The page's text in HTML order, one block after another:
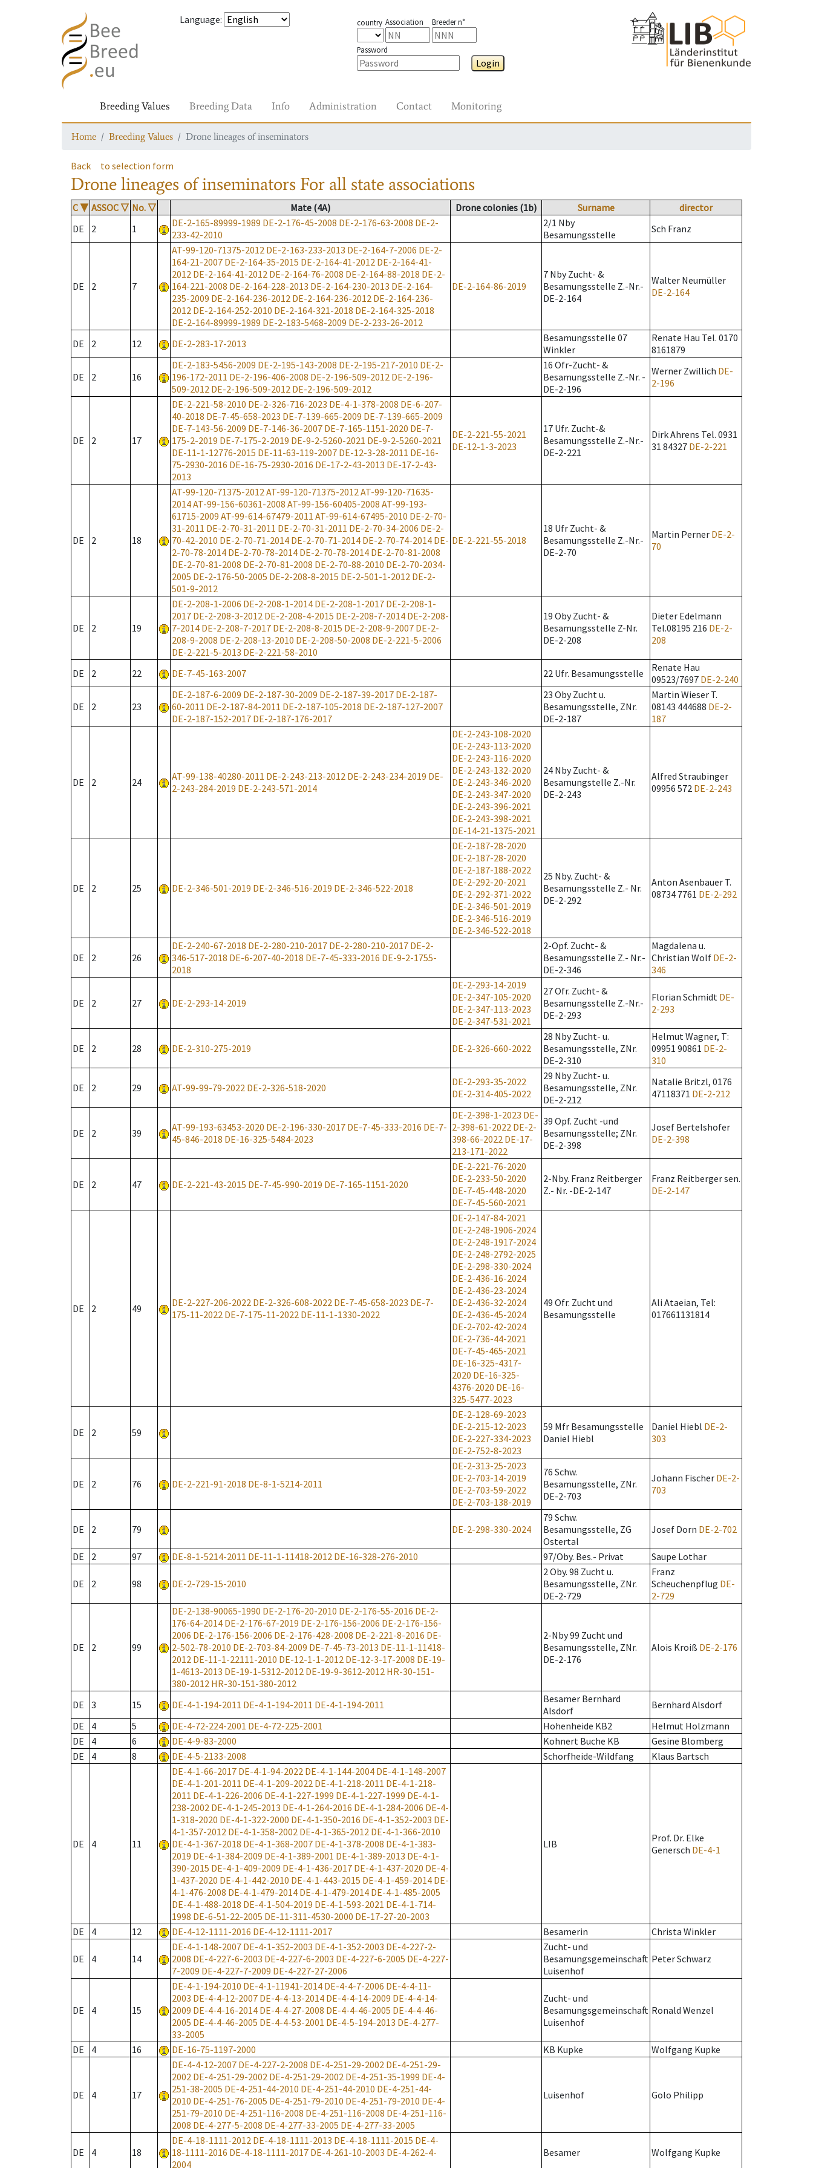
Language: country Association Breeder n°
Password
Login
Breeding Values Breeding Data Info Administration Contact Monitoring
Home Breeding Values Drone lineages of inseminators
Back to selection form
Drone lineages of inseminators For all state associations
C ▼ ASSOC ▽ No. ▽ Mate (4A) Drone colonies (1b) Surname
director
DE
2 1 DE-2-165-89999-1989 DE-2-176-45-2008 DE-2-176-63-2008 DE-2-
233-42-2010
2/1 Nby
Besamungsstelle
Sch Franz
DE 2 7
AT-99-120-71375-2012 DE-2-163-233-2013 DE-2-164-7-2006 DE-2-
164-21-2007 DE-2-164-35-2015 DE-2-164-41-2012 DE-2-164-41-
2012 DE-2-164-41-2012 DE-2-164-76-2008 DE-2-164-88-2018 DE-2-
164-221-2008 DE-2-164-228-2013 DE-2-164-230-2013 DE-2-164-
235-2009 DE-2-164-236-2012 DE-2-164-236-2012 DE-2-164-236-
2012 DE-2-164-252-2010 DE-2-164-321-2018 DE-2-164-325-2018
DE-2-164-89999-1989 DE-2-183-5468-2009 DE-2-233-26-2012
DE-2-164-86-2019
7 Nby Zucht- &
Besamungsstelle Z.-Nr.-
DE-2-164
Walter Neumüller
DE-2-164
DE 2 12 DE-2-283-17-2013
Besamungsstelle 07
Winkler
Renate Hau Tel. 0170
8161879
DE 2 16
DE-2-183-5456-2009 DE-2-195-143-2008 DE-2-195-217-2010 DE-2-
196-172-2011 DE-2-196-406-2008 DE-2-196-509-2012 DE-2-196-
509-2012 DE-2-196-509-2012 DE-2-196-509-2012
16 Ofr-Zucht- &
Besamungsstelle Z.-Nr. -
DE-2-196
Werner Zwillich DE-
2-196
DE 2 17
DE-2-221-58-2010 DE-2-326-716-2023 DE-4-1-378-2008 DE-6-207-
40-2018 DE-7-45-658-2023 DE-7-139-665-2009 DE-7-139-665-2009
DE-7-143-56-2009 DE-7-146-36-2007 DE-7-165-1151-2020 DE-7-
175-2-2019 DE-7-175-2-2019 DE-9-2-5260-2021 DE-9-2-5260-2021
DE-11-1-12776-2015 DE-11-63-119-2007 DE-12-3-28-2011 DE-16-
75-2930-2016 DE-16-75-2930-2016 DE-17-2-43-2013 DE-17-2-43-
2013
DE-2-221-55-2021
DE-12-1-3-2023
17 Ufr. Zucht-&
Besamungsstelle Z.-Nr.-
DE-2-221
Dirk Ahrens Tel. 0931
31 84327 DE-2-221
DE 2 18
AT-99-120-71375-2012AT-99-120-71375-2012AT-99-120-71635-
2014AT-99-156-60361-2008 AT-99-156-60405-2008 AT-99-193-
61715-2009 AT-99-614-67479-2011 AT-99-614-67495-2010 DE-2-70-
31-2011 DE-2-70-31-2011 DE-2-70-31-2011 DE-2-70-34-2006 DE-2-
70-42-2010 DE-2-70-71-2014 DE-2-70-71-2014 DE-2-70-74-2014 DE-
2-70-78-2014 DE-2-70-78-2014 DE-2-70-78-2014 DE-2-70-81-2008
DE-2-70-81-2008 DE-2-70-81-2008 DE-2-70-88-2010 DE-2-70-2034-
2005 DE-2-176-50-2005 DE-2-208-8-2015 DE-2-501-1-2012 DE-2-
501-9-2012
DE-2-221-55-2018
18 Ufr Zucht- &
Besamungsstelle Z.-Nr.-
DE-2-70
Martin Perner DE-2-
70
DE 2 19
DE-2-208-1-2006 DE-2-208-1-2014 DE-2-208-1-2017 DE-2-208-1-
2017 DE-2-208-3-2012 DE-2-208-4-2015 DE-2-208-7-2014 DE-2-208-
7-2014 DE-2-208-7-2017 DE-2-208-8-2015 DE-2-208-9-2007 DE-2-
208-9-2008 DE-2-208-13-2010 DE-2-208-50-2008 DE-2-221-5-2006
DE-2-221-5-2013 DE-2-221-58-2010
19 Oby Zucht- &
Besamungsstelle Z-Nr.
DE-2-208
Dieter Edelmann
Tel.08195 216 DE-2-
208
DE 2 22 DE-7-45-163-2007 22 Ufr. Besamungsstelle
Renate Hau
09523/7697 DE-2-240
DE 2 23
DE-2-187-6-2009 DE-2-187-30-2009 DE-2-187-39-2017 DE-2-187-
60-2011 DE-2-187-84-2011 DE-2-187-105-2018 DE-2-187-127-2007
DE-2-187-152-2017 DE-2-187-176-2017
23 Oby Zucht u.
Besamungsstelle, ZNr.
DE-2-187
Martin Wieser T.
08143 444688 DE-2-
187
DE 2 24 AT-99-138-40280-2011 DE-2-243-213-2012 DE-2-243-234-2019 DE-
2-243-284-2019 DE-2-243-571-2014
DE-2-243-108-2020
DE-2-243-113-2020
DE-2-243-116-2020
DE-2-243-132-2020
DE-2-243-346-2020
DE-2-243-347-2020
DE-2-243-396-2021
DE-2-243-398-2021
DE-14-21-1375-2021
24 Nby Zucht- &
Besamungstelle Z.-Nr.
DE-2-243
Alfred Straubinger
09956 572 DE-2-243
DE 2 25 DE-2-346-501-2019 DE-2-346-516-2019 DE-2-346-522-2018
DE-2-187-28-2020
DE-2-187-28-2020
DE-2-187-188-2022
DE-2-292-20-2021
DE-2-292-371-2022
DE-2-346-501-2019
DE-2-346-516-2019
DE-2-346-522-2018
25 Nby. Zucht- &
Besamungsstelle Z.- Nr.
DE-2-292
Anton Asenbauer T.
08734 7761 DE-2-292
DE 2 26
DE-2-240-67-2018 DE-2-280-210-2017 DE-2-280-210-2017 DE-2-
346-517-2018 DE-6-207-40-2018 DE-7-45-333-2016 DE-9-2-1755-
2018
2-Opf. Zucht- &
Besamungsstelle Z.- Nr.-
DE-2-346
Magdalena u.
Christian Wolf DE-2-
346
DE 2 27 DE-2-293-14-2019
DE-2-293-14-2019
DE-2-347-105-2020
DE-2-347-113-2023
DE-2-347-531-2021
27 Ofr. Zucht- &
Besamungsstelle Z.-Nr.-
DE-2-293
Florian Schmidt DE-
2-293
DE 2 28 DE-2-310-275-2019 DE-2-326-660-2022
28 Nby Zucht- u.
Besamungsstelle, ZNr.
DE-2-310
Helmut Wagner, T:
09951 90861 DE-2-
310
DE 2 29 AT-99-99-79-2022 DE-2-326-518-2020
DE-2-293-35-2022
DE-2-314-405-2022
29 Nby Zucht- u.
Besamungsstelle, ZNr.
DE-2-212
Natalie Britzl, 0176
47118371 DE-2-212
DE 2 39 AT-99-193-63453-2020 DE-2-196-330-2017 DE-7-45-333-2016 DE-7-
45-846-2018 DE-16-325-5484-2023
DE-2-398-1-2023 DE-
2-398-61-2022 DE-2-
398-66-2022 DE-17-
213-171-2022
39 Opf. Zucht -und
Besamungsstelle; ZNr.
DE-2-398
Josef Bertelshofer
DE-2-398
DE 2 47 DE-2-221-43-2015 DE-7-45-990-2019 DE-7-165-1151-2020
DE-2-221-76-2020
DE-2-233-50-2020
DE-7-45-448-2020
DE-7-45-560-2021
2-Nby. Franz Reitberger
Z.- Nr. -DE-2-147
Franz Reitberger sen.
DE-2-147
DE 2 49 DE-2-227-206-2022 DE-2-326-608-2022 DE-7-45-658-2023 DE-7-
175-11-2022 DE-7-175-11-2022 DE-11-1-1330-2022
DE-2-147-84-2021
DE-2-248-1906-2024
DE-2-248-1917-2024
DE-2-248-2792-2025
DE-2-298-330-2024
DE-2-436-16-2024
DE-2-436-23-2024
DE-2-436-32-2024
DE-2-436-45-2024
DE-2-702-42-2024
DE-2-736-44-2021
DE-7-45-465-2021
DE-16-325-4317-
2020 DE-16-325-
4376-2020 DE-16-
325-5477-2023
49 Ofr. Zucht und
Besamungsstelle
Ali Ataeian, Tel:
017661131814
DE 2 59
DE-2-128-69-2023
DE-2-215-12-2023
DE-2-227-334-2023
DE-2-752-8-2023
59 Mfr Besamungsstelle
Daniel Hiebl
Daniel Hiebl DE-2-
303
DE 2 76 DE-2-221-91-2018 DE-8-1-5214-2011
DE-2-313-25-2023
DE-2-703-14-2019
DE-2-703-59-2022
DE-2-703-138-2019
76 Schw.
Besamungsstelle, ZNr.
DE-2-703
Johann Fischer DE-2-
703
DE 2 79 DE-2-298-330-2024
79 Schw.
Besamungsstelle, ZG
Ostertal
Josef Dorn DE-2-702
DE 2 97 DE-8-1-5214-2011 DE-11-1-11418-2012 DE-16-328-276-2010 97/Oby. Bes.- Privat Saupe Lothar
DE 2 98 DE-2-729-15-2010
2 Oby. 98 Zucht u.
Besamungsstelle, ZNr.
DE-2-729
Franz
Scheuchenpflug DE-
2-729
DE 2 99
DE-2-138-90065-1990 DE-2-176-20-2010 DE-2-176-55-2016 DE-2-
176-64-2014 DE-2-176-67-2019 DE-2-176-156-2006 DE-2-176-156-
2006 DE-2-176-156-2006 DE-2-176-428-2008 DE-2-221-8-2016 DE-
2-502-78-2010 DE-2-703-84-2009 DE-7-45-73-2013 DE-11-1-11418-
2012 DE-11-1-22111-2010 DE-12-1-1-2012 DE-12-3-17-2008 DE-19-
1-4613-2013 DE-19-1-5312-2012 DE-19-9-3612-2012 HR-30-151-
380-2012 HR-30-151-380-2012
2-Nby 99 Zucht und
Besamungsstelle, ZNr.
DE-2-176
Alois Kroiß DE-2-176
DE 3 15 DE-4-1-194-2011 DE-4-1-194-2011 DE-4-1-194-2011
Besamer Bernhard
Alsdorf
Bernhard Alsdorf
DE
4 5 DE-4-72-224-2001 DE-4-72-225-2001 Hohenheide KB2
Helmut Holzmann
DE
4 6 DE-4-9-83-2000 Kohnert Buche KB
Gesine Blomberg
DE
4 8 DE-4-5-2133-2008 Schorfheide-Wildfang Klaus Bartsch
DE 4 11
DE-4-1-66-2017 DE-4-1-94-2022 DE-4-1-144-2004 DE-4-1-148-2007
DE-4-1-201-2011 DE-4-1-209-2022 DE-4-1-218-2011 DE-4-1-218-
2011 DE-4-1-226-2006 DE-4-1-227-1999 DE-4-1-227-1999 DE-4-1-
238-2002 DE-4-1-245-2013 DE-4-1-264-2016 DE-4-1-284-2006 DE-4-
1-318-2020 DE-4-1-322-2000 DE-4-1-350-2016 DE-4-1-352-2003 DE-
4-1-357-2012 DE-4-1-358-2002 DE-4-1-365-2012 DE-4-1-366-2010
DE-4-1-367-2018 DE-4-1-368-2007 DE-4-1-378-2008 DE-4-1-383-
2019 DE-4-1-384-2009 DE-4-1-389-2001 DE-4-1-389-2013 DE-4-1-
390-2015 DE-4-1-409-2009 DE-4-1-436-2017 DE-4-1-437-2020 DE-4-
1-437-2020 DE-4-1-442-2010 DE-4-1-443-2015 DE-4-1-459-2014 DE-
4-1-476-2008 DE-4-1-479-2014 DE-4-1-479-2014 DE-4-1-485-2005
DE-4-1-488-2018 DE-4-1-504-2019 DE-4-1-593-2021 DE-4-1-714-
1998 DE-6-51-22-2005 DE-11-311-4530-2000 DE-17-27-20-2003
LIB
Prof. Dr. Elke
Genersch DE-4-1
DE 4 12 DE-4-12-1111-2016 DE-4-12-1111-2017 Besamerin Christa Winkler
DE 4 14
DE-4-1-148-2007 DE-4-1-352-2003 DE-4-1-352-2003 DE-4-227-2-
2008 DE-4-227-6-2003 DE-4-227-6-2003 DE-4-227-6-2005 DE-4-227-
7-2009 DE-4-227-7-2009 DE-4-227-27-2006
Zucht- und
Besamungsgemeinschaft
Luisenhof
Peter Schwarz
DE 4 15
DE-4-1-194-2010 DE-4-1-11941-2014 DE-4-4-7-2006 DE-4-4-11-
2003 DE-4-4-12-2007 DE-4-4-13-2014 DE-4-4-14-2009 DE-4-4-14-
2009 DE-4-4-16-2014 DE-4-4-27-2008 DE-4-4-46-2005 DE-4-4-46-
2005 DE-4-4-46-2005 DE-4-4-53-2001 DE-4-5-194-2013 DE-4-277-
33-2005
Zucht- und
Besamungsgemeinschaft
Luisenhof
Ronald Wenzel
DE 4 16 DE-16-75-1197-2000 KB Kupke Wolfgang Kupke
DE 4 17
DE-4-4-12-2007 DE-4-227-2-2008 DE-4-251-29-2002 DE-4-251-29-
2002 DE-4-251-29-2002 DE-4-251-29-2002 DE-4-251-35-1999 DE-4-
251-38-2005 DE-4-251-44-2010 DE-4-251-44-2010 DE-4-251-44-
2010 DE-4-251-76-2005 DE-4-251-79-2010 DE-4-251-79-2010 DE-4-
251-79-2010 DE-4-251-116-2008 DE-4-251-116-2008 DE-4-251-116-
2008 DE-4-277-5-2008 DE-4-277-33-2005 DE-4-277-33-2005
Luisenhof Golo Philipp
DE 4 18
DE-4-18-1111-2012 DE-4-18-1111-2013 DE-4-18-1111-2015 DE-4-
18-1111-2016 DE-4-18-1111-2017 DE-4-261-10-2003 DE-4-262-4-
2004
Besamer Wolfgang Kupke